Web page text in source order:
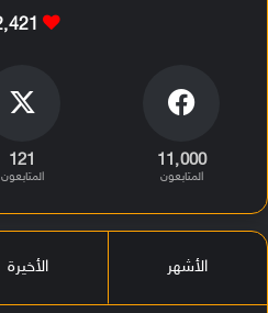
11٬000
المتابعون
121
المتابعون
الأشهر الأخيرة